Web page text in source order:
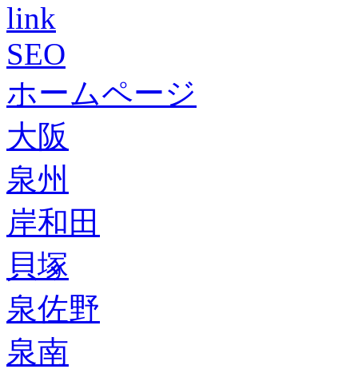
link
SEO
ホームページ
大阪
泉州
岸和田
貝塚
泉佐野
泉南